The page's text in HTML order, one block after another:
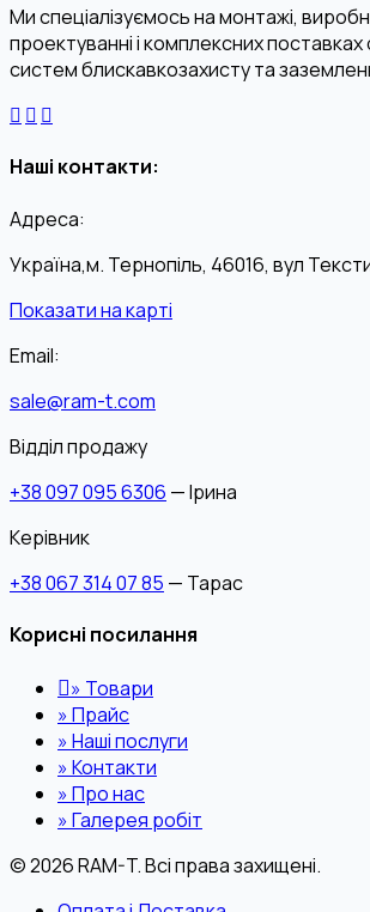
Ми спеціалізуємось на монтажі,
проектуванні і комплексних
систем блискавкозахисту та
Наші контакти:
Адреса:
Україна,м. Тернопіль, 46016, вул
Показати на карті
Email:
sale@ram-t.com
Відділ продажу
+38 097 095 6306 — Ірина
Керівник
+38 067 314 07 85 — Тарас
Корисні посилання
» Товари
»Прайс
»Наші послуги
»Контакти
»Про нас
»Галерея робіт
© 2026 RAM-T. Всі права захищені.